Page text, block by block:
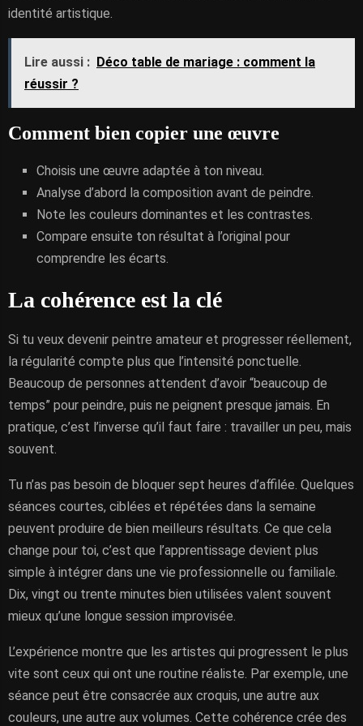
identité artistique.
Lire aussi : Déco table de mariage : comment la
réussir ?
Comment bien copier une œuvre
Choisis une œuvre adaptée à ton niveau.
Analyse d’abord la composition avant de peindre.
Note les couleurs dominantes et les contrastes.
Compare ensuite ton résultat à l’original pour
comprendre les écarts.
La cohérence est la clé
Si tu veux devenir peintre amateur et progresser réellement,
la régularité compte plus que l’intensité ponctuelle.
Beaucoup de personnes attendent d’avoir “beaucoup de
temps” pour peindre, puis ne peignent presque jamais. En
pratique, c’est l’inverse qu’il faut faire : travailler un peu, mais
souvent.
Tu n’as pas besoin de bloquer sept heures d’affilée. Quelques
séances courtes, ciblées et répétées dans la semaine
peuvent produire de bien meilleurs résultats. Ce que cela
change pour toi, c’est que l’apprentissage devient plus
simple à intégrer dans une vie professionnelle ou familiale.
Dix, vingt ou trente minutes bien utilisées valent souvent
mieux qu’une longue session improvisée.
L’expérience montre que les artistes qui progressent le plus
vite sont ceux qui ont une routine réaliste. Par exemple, une
séance peut être consacrée aux croquis, une autre aux
couleurs, une autre aux volumes. Cette cohérence crée des